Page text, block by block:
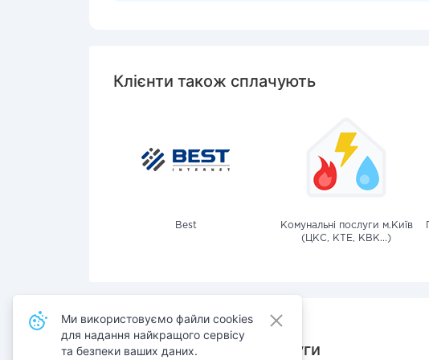
Клієнти також сплачують
Best
Комунальні послуги м.Київ
(ЦКС, КТЕ, КВК...)
Також сплачують послуги
Ми використовуємо файли cookies
для надання найкращого сервісу
та безпеки ваших даних.